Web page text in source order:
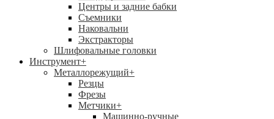
Центры и задние бабки
Съемники
Наковальни
Экстракторы
Шлифовальные головки
Инструмент+
Металлорежущий+
Резцы
Фрезы
Метчики+
Машинно-ручные